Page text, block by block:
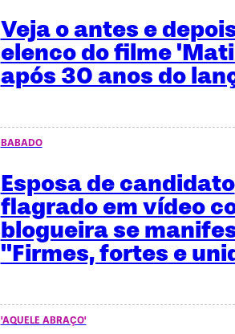
Veja o antes e
elenco do filme
após 30 anos do
BABADO
Esposa de candidato
flagrado em vídeo
blogueira se
"Firmes, fortes e
'AQUELE ABRAÇO'